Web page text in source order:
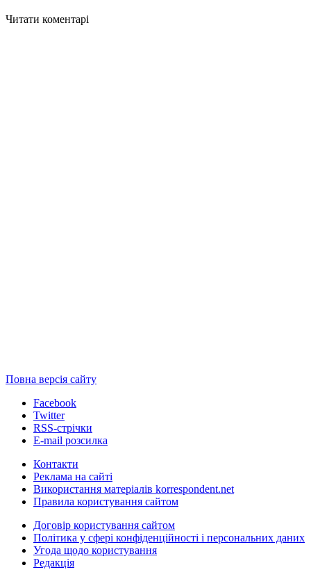
Читати коментарі
Повна версія сайту
Facebook
Twitter
RSS-стрічки
E-mail розсилка
Контакти
Реклама на сайті
Використання матеріалів korrespondent.net
Правила користування сайтом
Договір користування сайтом
Політика у сфері конфіденційності і персональних даних
Угода щодо користування
Редакція